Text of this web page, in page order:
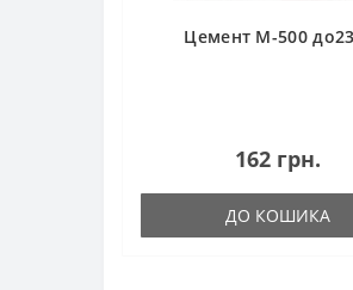
Цемент М-500
162 грн.
ДО КОШИКА